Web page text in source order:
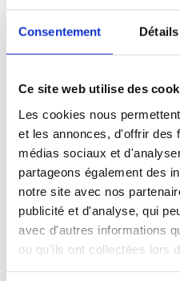
Consentement Détails
Ce site web utilise des
Les cookies nous
et les annonces, d'offrir des
médias sociaux et
partageons également des
notre site avec nos
publicité et d'analyse, qui
avec d'autres informations
ou qu'ils ont collectées lors